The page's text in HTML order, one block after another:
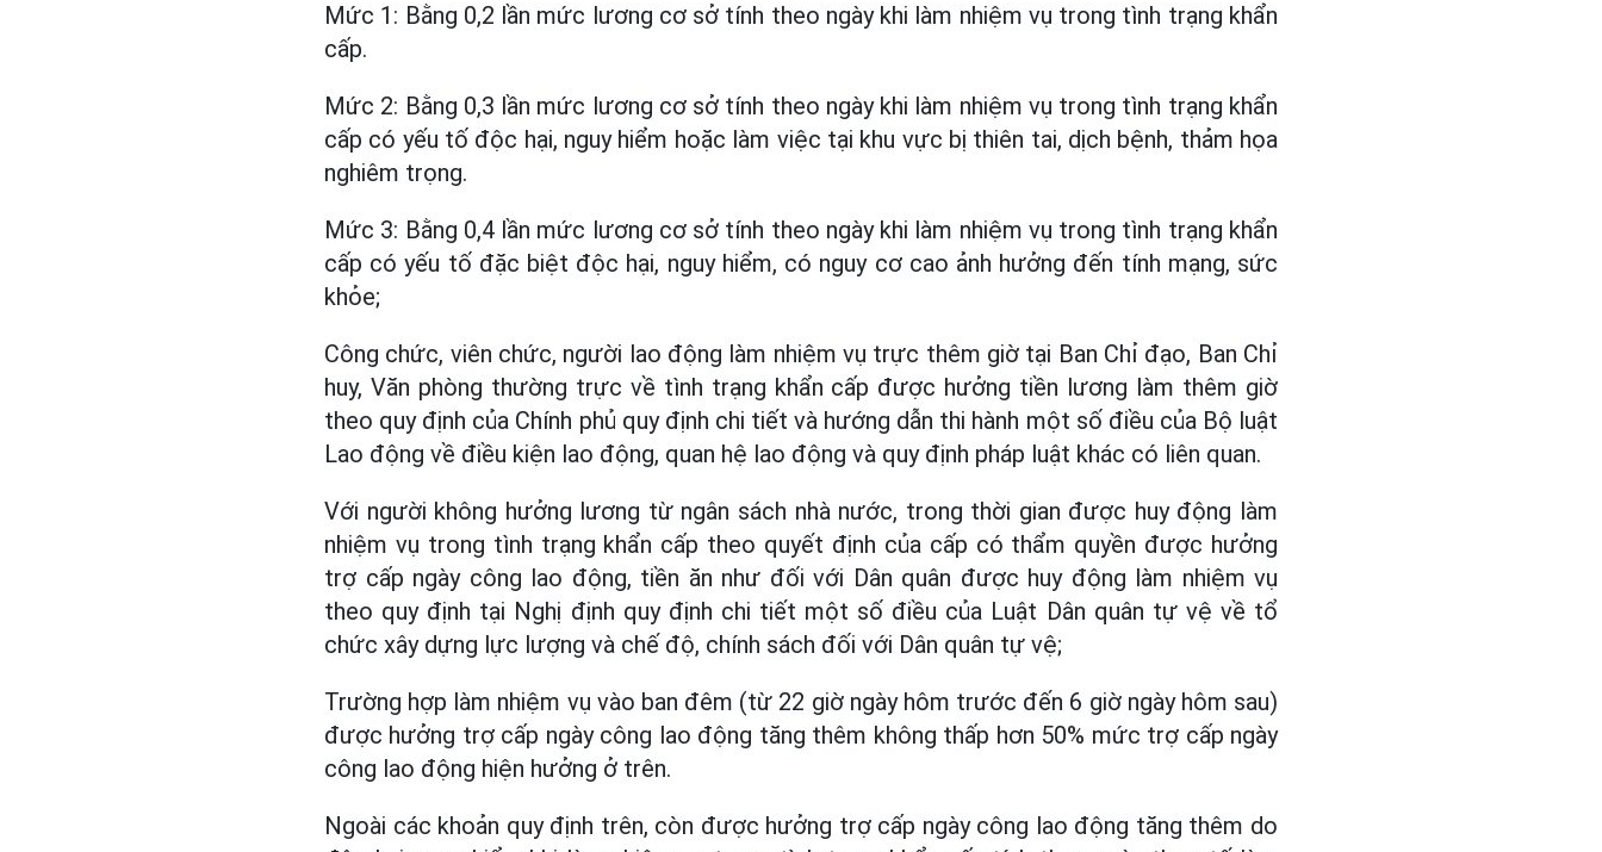
Mức 1: Bằng 0,2 lần mức lương cơ sở tính theo ngày khi làm nhiệm vụ trong tình trạng khẩn
cấp.
Mức 2: Bằng 0,3 lần mức lương cơ sở tính theo ngày khi làm nhiệm vụ trong tình trạng khẩn
cấp có yếu tố độc hại, nguy hiểm hoặc làm việc tại khu vực bị thiên tai, dịch bệnh, thảm họa
nghiêm trọng.
Mức 3: Bằng 0,4 lần mức lương cơ sở tính theo ngày khi làm nhiệm vụ trong tình trạng khẩn
cấp có yếu tố đặc biệt độc hại, nguy hiểm, có nguy cơ cao ảnh hưởng đến tính mạng, sức
khỏe;
Công chức, viên chức, người lao động làm nhiệm vụ trực thêm giờ tại Ban Chỉ đạo, Ban Chỉ
huy, Văn phòng thường trực về tình trạng khẩn cấp được hưởng tiền lương làm thêm giờ
theo quy định của Chính phủ quy định chi tiết và hướng dẫn thi hành một số điều của Bộ luật
Lao động về điều kiện lao động, quan hệ lao động và quy định pháp luật khác có liên quan.
Với người không hưởng lương từ ngân sách nhà nước, trong thời gian được huy động làm
nhiệm vụ trong tình trạng khẩn cấp theo quyết định của cấp có thẩm quyền được hưởng
trợ cấp ngày công lao động, tiền ăn như đối với Dân quân được huy động làm nhiệm vụ
theo quy định tại Nghị định quy định chi tiết một số điều của Luật Dân quân tự vệ về tổ
chức xây dựng lực lượng và chế độ, chính sách đối với Dân quân tự vệ;
Trường hợp làm nhiệm vụ vào ban đêm (từ 22 giờ ngày hôm trước đến 6 giờ ngày hôm sau)
được hưởng trợ cấp ngày công lao động tăng thêm không thấp hơn 50% mức trợ cấp ngày
công lao động hiện hưởng ở trên.
Ngoài các khoản quy định trên, còn được hưởng trợ cấp ngày công lao động tăng thêm do